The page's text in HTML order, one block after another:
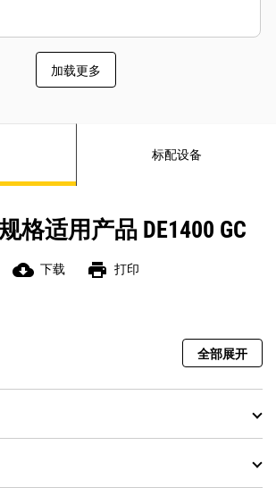
加载更多
标配设备
格适用产品 DE1400 GC
cloud_download 下载 print 打印
全部展开